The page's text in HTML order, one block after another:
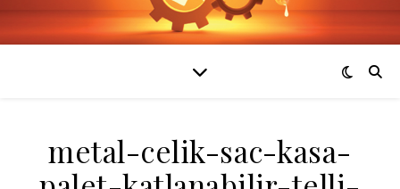
metal-celik-sac-kasa-